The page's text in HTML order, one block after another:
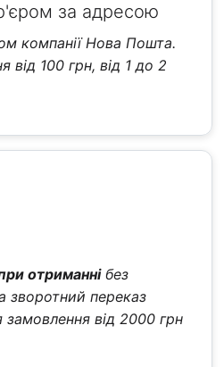
за адресою
компанії Нова Пошта.
від 100 грн, від 1 до 2
отриманнібез
зворотний переказ
замовлення від 2000 грн